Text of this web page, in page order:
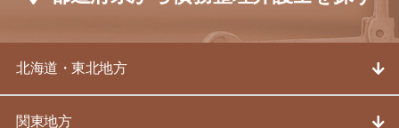
北海道・東北地方
関東地方